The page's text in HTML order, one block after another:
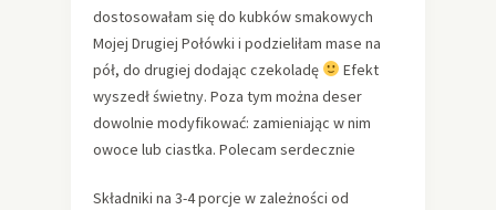
dostosowałam się do kubków smakowych
Mojej Drugiej Połówki i podzieliłam mase na
pół, do drugiej dodając czekoladę
Efekt
wyszedł świetny. Poza tym można deser
dowolnie modyfikować: zamieniając w nim
owoce lub ciastka. Polecam serdecznie
Składniki na 3-4 porcje w zależności od